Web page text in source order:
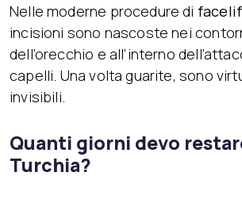
Nelle moderne procedure di
incisioni sono nascoste nei
dell’orecchio e all’interno
capelli. Una volta guarite, sono
invisibili.
Quanti giorni devo
Turchia?